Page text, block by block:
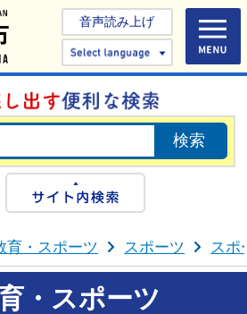
音声読み上げ
Select
Google検索
育・スポーツ スポーツ スポ
・スポーツ